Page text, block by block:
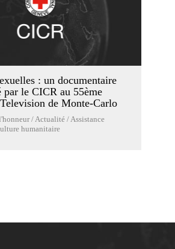
: un documentaire
par le CICR au 55ème
de Monte-Carlo
/ Actualité / Assistance
humanitaire